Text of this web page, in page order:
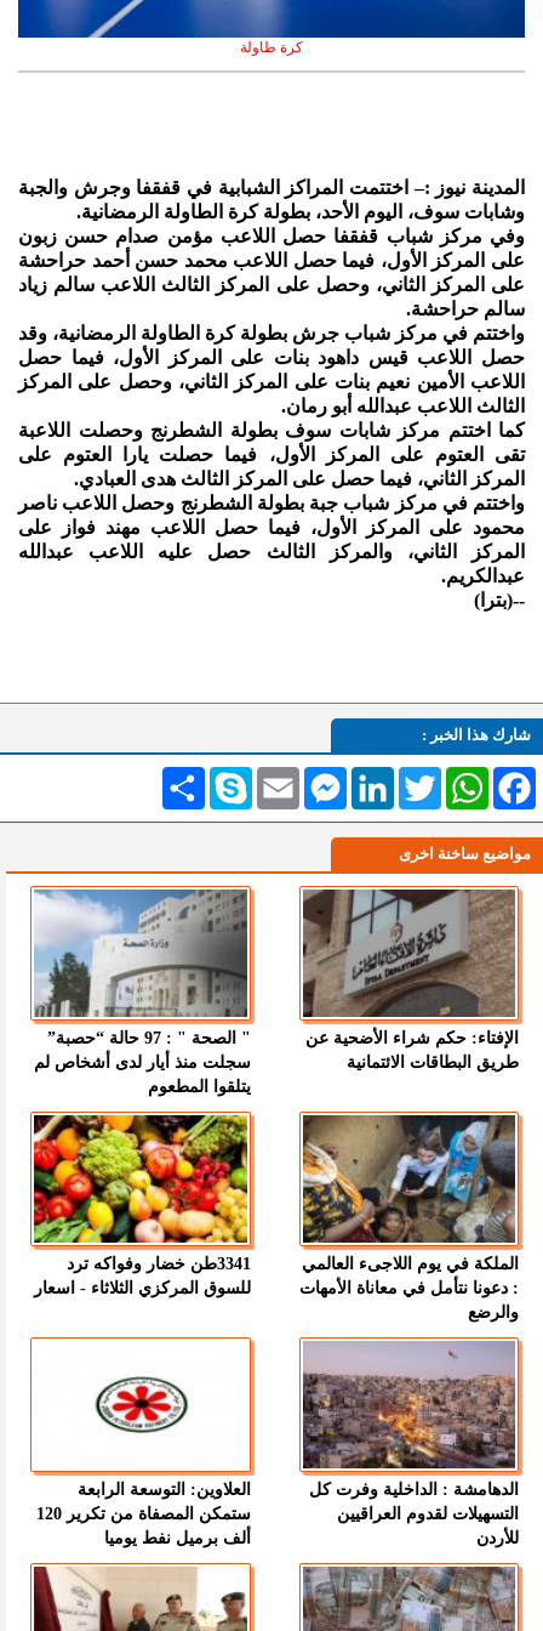
كرة طاولة
المدينة نيوز :– اختتمت المراكز الشبابية في قفقفا وجرش والجبة
وشابات سوف، اليوم الأحد، بطولة كرة الطاولة الرمضانية.
وفي مركز شباب قفقفا حصل اللاعب مؤمن صدام حسن زبون
على المركز الأول، فيما حصل اللاعب محمد حسن أحمد حراحشة
على المركز الثاني، وحصل على المركز الثالث اللاعب سالم زياد
سالم حراحشة.
واختتم في مركز شباب جرش بطولة كرة الطاولة الرمضانية، وقد
حصل اللاعب قيس داهود بنات على المركز الأول، فيما حصل
اللاعب الأمين نعيم بنات على المركز الثاني، وحصل على المركز
الثالث اللاعب عبدالله أبو رمان.
كما اختتم مركز شابات سوف بطولة الشطرنج وحصلت اللاعبة
تقى العتوم على المركز الأول، فيما حصلت يارا العتوم على
المركز الثاني، فيما حصل على المركز الثالث هدى العبادي.
واختتم في مركز شباب جبة بطولة الشطرنج وحصل اللاعب ناصر
محمود على المركز الأول، فيما حصل اللاعب مهند فواز على
المركز الثاني، والمركز الثالث حصل عليه اللاعب عبدالله
عبدالكريم.
--(بترا)
شارك هذا الخبر :
انشر Skype Email
MessengerLinkedInTwitterWhatsAppFacebook
مواضيع ساخنة اخرى
الإفتاء: حكم شراء الأضحية عن
طريق البطاقات الائتمانية
" الصحة " : 97 حالة “حصبة”
سجلت منذ أيار لدى أشخاص لم
يتلقوا المطعوم
الملكة في يوم اللاجىء العالمي
: دعونا نتأمل في معاناة الأمهات
والرضع
3341طن خضار وفواكه ترد
للسوق المركزي الثلاثاء - اسعار
الدهامشة : الداخلية وفرت كل
التسهيلات لقدوم العراقيين
للأردن
العلاوين: التوسعة الرابعة
ستمكن المصفاة من تكرير 120
ألف برميل نفط يوميا